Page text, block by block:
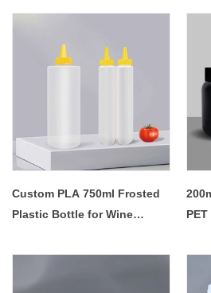
Custom PLA 750ml Frosted
Plastic Bottle for Wine
Champagne Vodka - COPY -